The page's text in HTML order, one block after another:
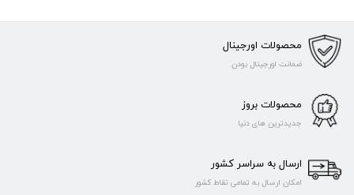
محصولات اورجینال
ضمانت اورجینال بودن
محصولات بروز
جدیدترین های دنیا
ارسال به سراسر کشور
امکان ارسال به تمامی نقاط کشور